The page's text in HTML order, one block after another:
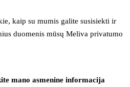
kaip su mumis galite susisiekti ir
duomenis mūsų Meliva privatumo
mano asmenine informacija